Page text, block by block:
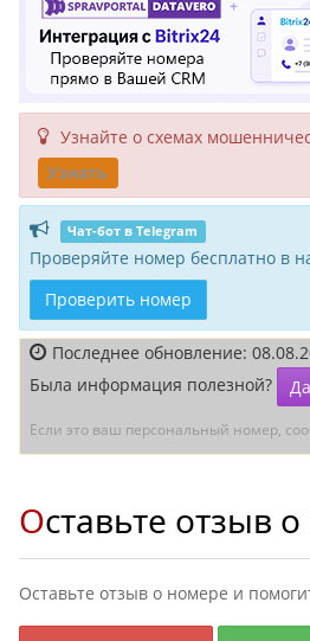
Узнайте о схемах
Узнать
Чат-бот в Telegram
Проверяйте номер бесплатно в
Проверить номер
Последнее обновление:
Была информация полезной?
Да
Если это ваш персональный номер,
Оставьте отзыв
Оставьте отзыв о номере и